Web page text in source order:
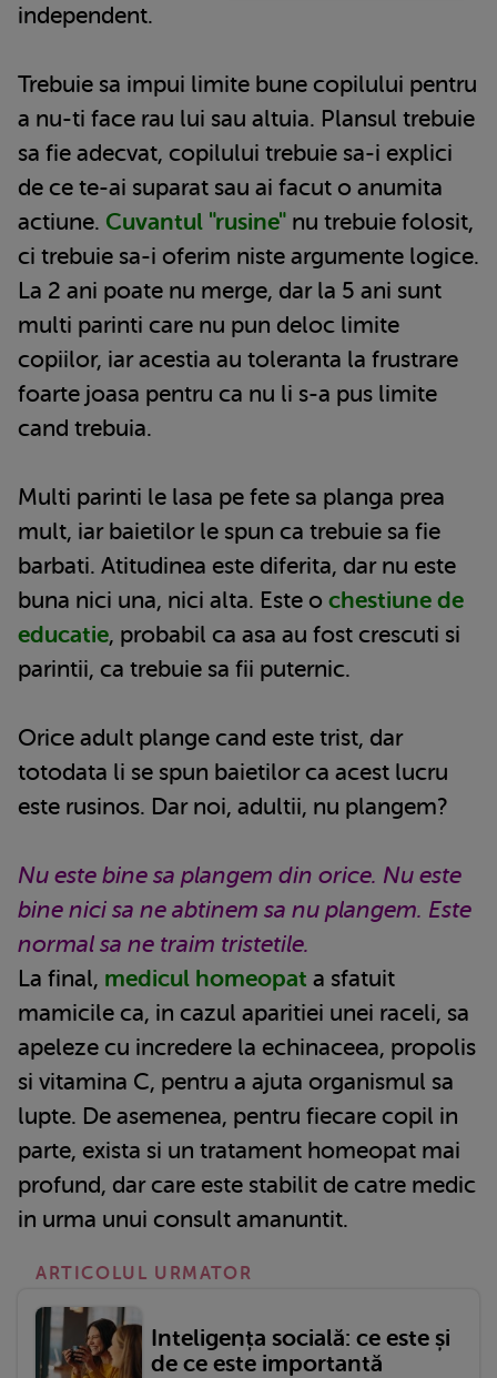
independent.
Trebuie sa impui limite bune copilului pentru
a nu-ti face rau lui sau altuia. Plansul trebuie
sa fie adecvat, copilului trebuie sa-i explici
de ce te-ai suparat sau ai facut o anumita
actiune. Cuvantul "rusine" nu trebuie folosit,
ci trebuie sa-i oferim niste argumente logice.
La 2 ani poate nu merge, dar la 5 ani sunt
multi parinti care nu pun deloc limite
copiilor, iar acestia au toleranta la frustrare
foarte joasa pentru ca nu li s-a pus limite
cand trebuia.
Multi parinti le lasa pe fete sa planga prea
mult, iar baietilor le spun ca trebuie sa fie
barbati. Atitudinea este diferita, dar nu este
buna nici una, nici alta. Este o chestiune de
educatie, probabil ca asa au fost crescuti si
parintii, ca trebuie sa fii puternic.
Orice adult plange cand este trist, dar
totodata li se spun baietilor ca acest lucru
este rusinos. Dar noi, adultii, nu plangem?
Nu este bine sa plangem din orice. Nu este
bine nici sa ne abtinem sa nu plangem. Este
normal sa ne traim tristetile.
La final, medicul homeopat a sfatuit
mamicile ca, in cazul aparitiei unei raceli, sa
apeleze cu incredere la echinaceea, propolis
si vitamina C, pentru a ajuta organismul sa
lupte. De asemenea, pentru fiecare copil in
parte, exista si un tratament homeopat mai
profund, dar care este stabilit de catre medic
in urma unui consult amanuntit.
ARTICOLUL URMATOR
Inteligența socială: ce este și
de ce este importantă